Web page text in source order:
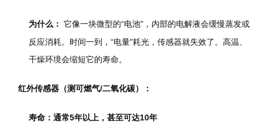
为什么： 它像一块微型的“电池"，内部的电解液会缓慢蒸发或
反应消耗。时间一到，“电量"耗光，传感器就失效了。高温、
干燥环境会缩短它的寿命。
红外传感器（测可燃气/二氧化碳）：
寿命：通常5年以上，甚至可达10年